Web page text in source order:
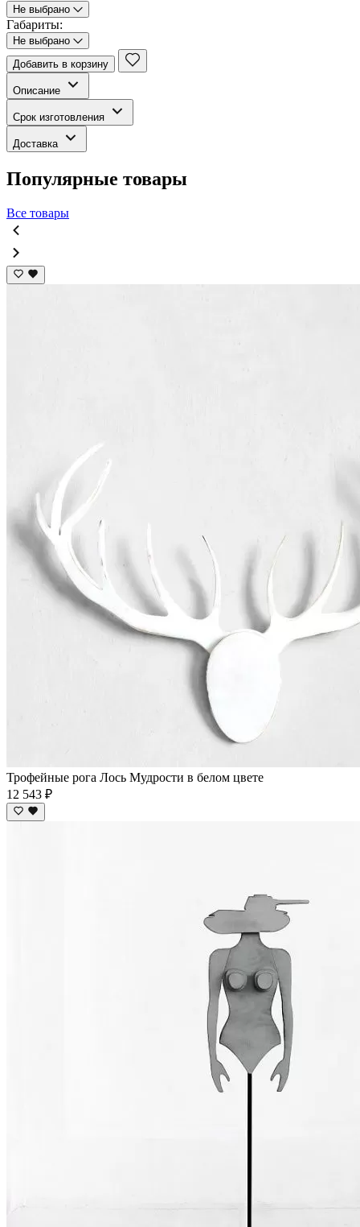
Не выбрано
Габариты:
Не выбрано
Добавить в корзину
Описание
Срок изготовления
Доставка
Популярные товары
Все товары
Трофейные рога Лось Мудрости в белом цвете
12 543 ₽